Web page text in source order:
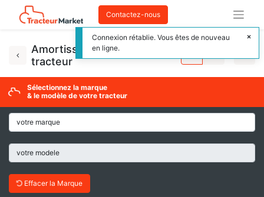
Contactez-nous
Amortisseur d'embrayage
tracteur
Sélectionnez la marque
& le modèle de votre tracteur
Effacer la Marque
Connexion rétablie. Vous êtes de nouveau
en ligne.